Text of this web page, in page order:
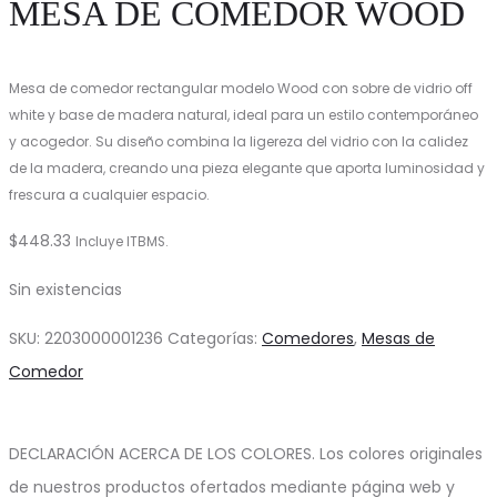
MESA DE COMEDOR WOOD
Mesa de comedor rectangular modelo Wood con sobre de vidrio off
white y base de madera natural, ideal para un estilo contemporáneo
y acogedor. Su diseño combina la ligereza del vidrio con la calidez
de la madera, creando una pieza elegante que aporta luminosidad y
frescura a cualquier espacio.
$448.33 Incluye ITBMS.
Sin existencias
SKU: 2203000001236 Categorías: Comedores, Mesas de
Comedor
DECLARACIÓN ACERCA DE LOS COLORES. Los colores originales
de nuestros productos ofertados mediante página web y